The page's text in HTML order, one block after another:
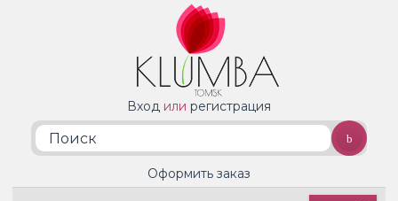
Вход или регистрация
Оформить заказ